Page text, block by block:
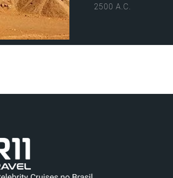
2500 A.C.